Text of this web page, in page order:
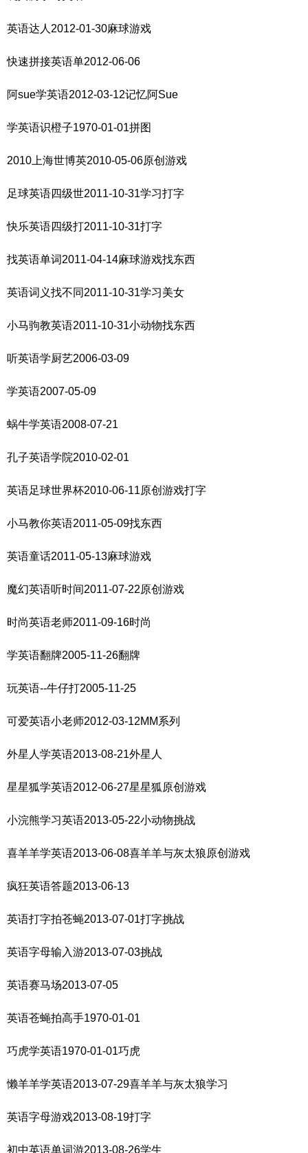
英语达人2012-01-30麻球游戏
快速拼接英语单2012-06-06
阿sue学英语2012-03-12记忆阿Sue
学英语识橙子1970-01-01拼图
2010上海世博英2010-05-06原创游戏
足球英语四级世2011-10-31学习打字
快乐英语四级打2011-10-31打字
找英语单词2011-04-14麻球游戏找东西
英语词义找不同2011-10-31学习美女
小马驹教英语2011-10-31小动物找东西
听英语学厨艺2006-03-09
学英语2007-05-09
蜗牛学英语2008-07-21
孔子英语学院2010-02-01
英语足球世界杯2010-06-11原创游戏打字
小马教你英语2011-05-09找东西
英语童话2011-05-13麻球游戏
魔幻英语听时间2011-07-22原创游戏
时尚英语老师2011-09-16时尚
学英语翻牌2005-11-26翻牌
玩英语--牛仔打2005-11-25
可爱英语小老师2012-03-12MM系列
外星人学英语2013-08-21外星人
星星狐学英语2012-06-27星星狐原创游戏
小浣熊学习英语2013-05-22小动物挑战
喜羊羊学英语2013-06-08喜羊羊与灰太狼原创游戏
疯狂英语答题2013-06-13
英语打字拍苍蝇2013-07-01打字挑战
英语字母输入游2013-07-03挑战
英语赛马场2013-07-05
英语苍蝇拍高手1970-01-01
巧虎学英语1970-01-01巧虎
懒羊羊学英语2013-07-29喜羊羊与灰太狼学习
英语字母游戏2013-08-19打字
初中英语单词游2013-08-26学生